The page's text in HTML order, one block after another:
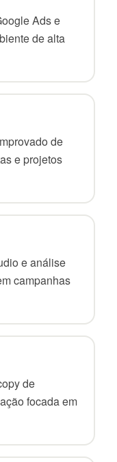
Ads e
de alta
de
e projetos
e análise
campanhas
de
focada em